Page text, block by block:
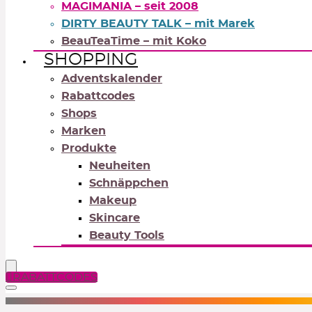
MAGIMANIA – seit 2008
DIRTY BEAUTY TALK – mit Marek
BeauTeaTime – mit Koko
SHOPPING
Adventskalender
Rabattcodes
Shops
Marken
Produkte
Neuheiten
Schnäppchen
Makeup
Skincare
Beauty Tools
RABATTCODES